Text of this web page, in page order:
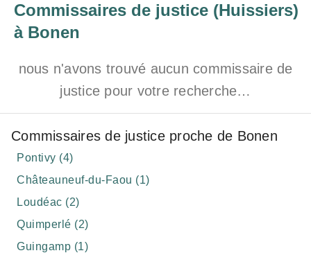
Commissaires de justice (Huissiers)
à Bonen
nous n'avons trouvé aucun commissaire de
justice pour votre recherche…
Commissaires de justice proche de Bonen
Pontivy (4)
Châteauneuf-du-Faou (1)
Loudéac (2)
Quimperlé (2)
Guingamp (1)